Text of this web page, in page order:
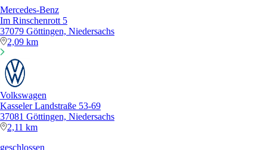
Mercedes-Benz
Im Rinschenrott 5
37079 Göttingen, Niedersachs
2,09 km
Volkswagen
Kasseler Landstraße 53-69
37081 Göttingen, Niedersachs
2,11 km
geschlossen